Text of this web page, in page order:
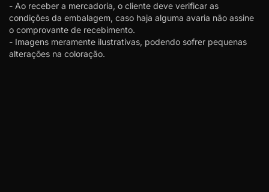
- Ao receber a mercadoria, o cliente deve verificar as
condições da embalagem, caso haja alguma avaria não assine
o comprovante de recebimento.
- Imagens meramente ilustrativas, podendo sofrer pequenas
alterações na coloração.